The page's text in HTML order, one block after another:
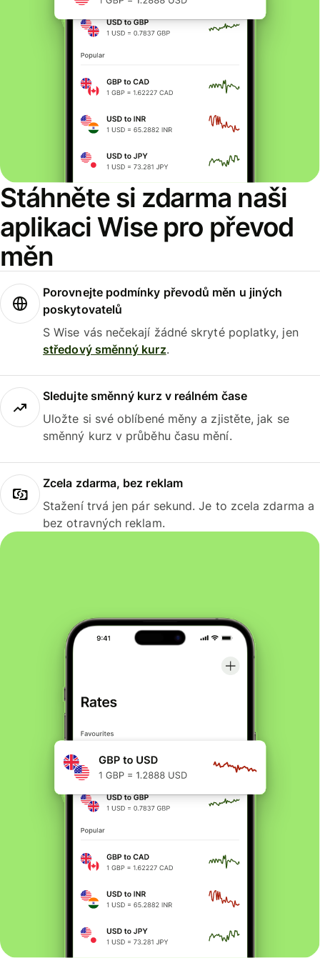
Stáhněte si zdarma naši
aplikaci Wise pro převod
měn
Porovnejte podmínky převodů měn u jiných
poskytovatelů
S Wise vás nečekají žádné skryté poplatky, jen
středový směnný kurz.
Sledujte směnný kurz v reálném čase
Uložte si své oblíbené měny a zjistěte, jak se
směnný kurz v průběhu času mění.
Zcela zdarma, bez reklam
Stažení trvá jen pár sekund. Je to zcela zdarma a
bez otravných reklam.